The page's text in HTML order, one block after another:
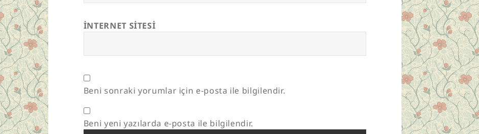
İNTERNET SITESI
Beni sonraki yorumlar için e-posta ile bilgilendir.
Beni yeni yazılarda e-posta ile bilgilendir.